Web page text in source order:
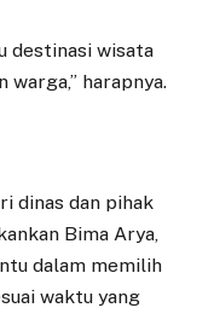
destinasi wisata
warga,” harapnya.
dinas dan pihak
Bima Arya,
dalam memilih
waktu yang